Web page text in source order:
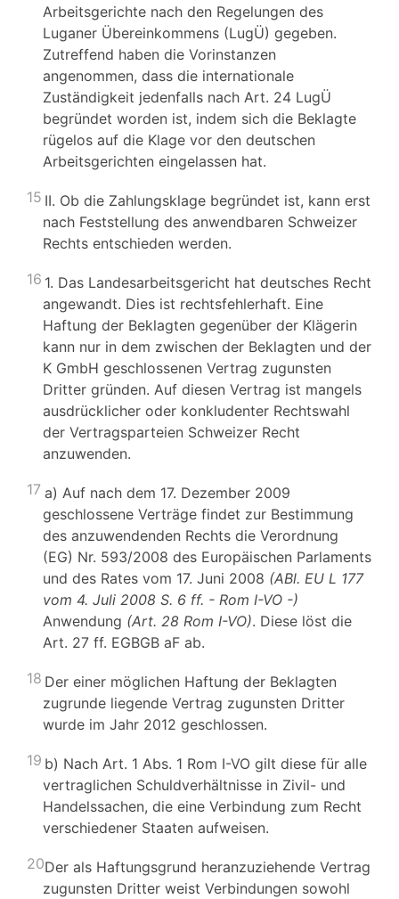
Arbeitsgerichte nach den Regelungen des
Luganer Übereinkommens (LugÜ) gegeben.
Zutreffend haben die Vorinstanzen
angenommen, dass die internationale
Zuständigkeit jedenfalls nach Art. 24 LugÜ
begründet worden ist, indem sich die Beklagte
rügelos auf die Klage vor den deutschen
Arbeitsgerichten eingelassen hat.
15 II. Ob die Zahlungsklage begründet ist, kann erst
nach Feststellung des anwendbaren Schweizer
Rechts entschieden werden.
16 1. Das Landesarbeitsgericht hat deutsches Recht
angewandt. Dies ist rechtsfehlerhaft. Eine
Haftung der Beklagten gegenüber der Klägerin
kann nur in dem zwischen der Beklagten und der
K GmbH geschlossenen Vertrag zugunsten
Dritter gründen. Auf diesen Vertrag ist mangels
ausdrücklicher oder konkludenter Rechtswahl
der Vertragsparteien Schweizer Recht
anzuwenden.
17 a) Auf nach dem 17. Dezember 2009
geschlossene Verträge findet zur Bestimmung
des anzuwendenden Rechts die Verordnung
(EG) Nr. 593/2008 des Europäischen Parlaments
und des Rates vom 17. Juni 2008 (ABl. EU L 177
vom 4. Juli 2008 S. 6 ff. - Rom I-VO -)
Anwendung (Art. 28 Rom I-VO). Diese löst die
Art. 27 ff. EGBGB aF ab.
18 Der einer möglichen Haftung der Beklagten
zugrunde liegende Vertrag zugunsten Dritter
wurde im Jahr 2012 geschlossen.
19 b) Nach Art. 1 Abs. 1 Rom I-VO gilt diese für alle
vertraglichen Schuldverhältnisse in Zivil- und
Handelssachen, die eine Verbindung zum Recht
verschiedener Staaten aufweisen.
20Der als Haftungsgrund heranzuziehende Vertrag
zugunsten Dritter weist Verbindungen sowohl